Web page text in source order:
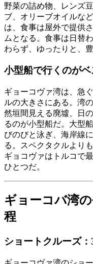
野菜の詰め物、レンズ
ブ、オリーブオイルな
は、食事は屋外で提供
ムとなる。食事は日替
わらず、ゆったりと、
小型船で行くのが
ギョーコヴァ湾は、急
ルの大きさにある。湾
然垣間見える廃墟、日
るのが小型船だ。大型
びのびと泳ぎ、海岸線
る。スペクタクルより
ギョコヴァはトルコで
ひとつだ。
ギョーコバ湾
程
ショートクルーズ：